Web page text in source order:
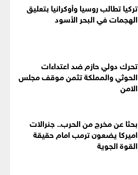
تركيا تطالب روسيا وأوكرانيا بتعليق
الهجمات في البحر الأسود
تحرك دولي حازم ضد اعتداءات
الحوثي والمملكة تثمن موقف مجلس
الامن
بحثا عن مخرج من الحرب.. جنرالات
اميركا يضعون ترمب امام حقيقة
القوة الجوية